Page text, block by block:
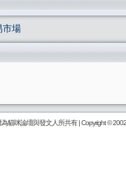
市場
為貓咪論壇與發文人所共有 | Copyright ©